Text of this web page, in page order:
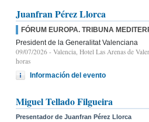
Juanfran Pérez Llorca
FÓRUM EUROPA. TRIBUNA
President de la Generalitat Valenciana
09/07/2026 - Valencia, Hotel Las Arenas de
horas
Información del evento
Miguel Tellado Filgueira
Presentador de Juanfran Pérez Llorca